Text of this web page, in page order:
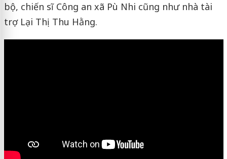
bộ, chiến sĩ Công an xã Pù Nhi cũng như nhà tài
trợ Lại Thị Thu Hằng.